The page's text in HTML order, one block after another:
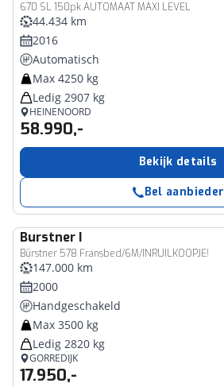
670 SL 150pk AUTOMAAT MAXI LEVEL
44.434 km
2016
Automatisch
Max 4250 kg
Ledig 2907 kg
HEINENOORD
58.990,-
Bekijk details
Bel aanbieder
Burstner I
Bürstner 578 Fransbed/6M/INRUILKOOPJE!
147.000 km
2000
Handgeschakeld
Max 3500 kg
Ledig 2820 kg
GORREDIJK
17.950,-